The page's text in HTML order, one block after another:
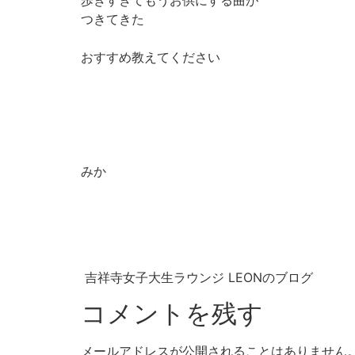
つきてきた
おすすめ教えてください
みか
吉祥寺女子大生ラウンジ LEONのブログ
コメントを残す
メールアドレスが公開されることはありません。